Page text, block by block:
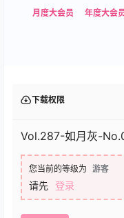
月度大会员
年度大会
下载权限
Vol.287-如月灰-
您当前的等级为 游客
请先 登录